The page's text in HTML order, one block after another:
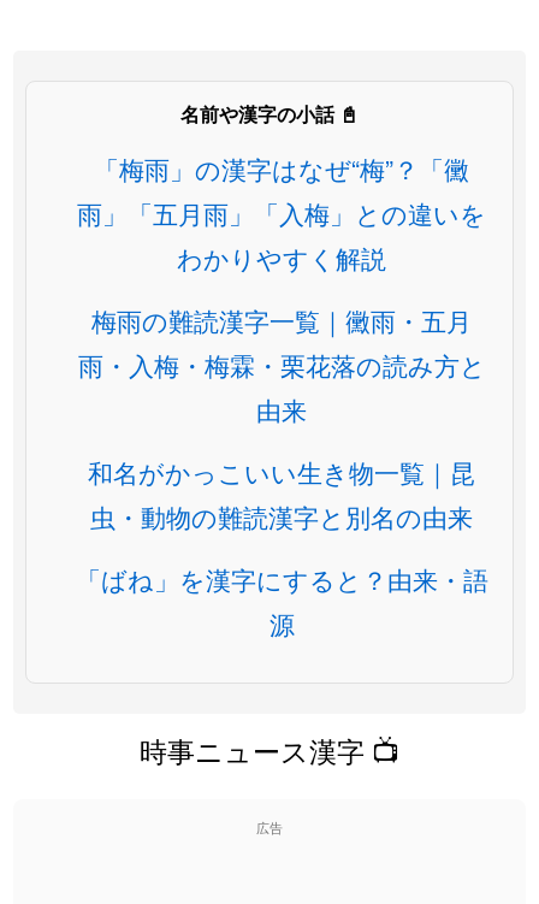
名前や漢字の小話 📓
「梅雨」の漢字はなぜ“梅”？「黴
雨」「五月雨」「入梅」との違いを
わかりやすく解説
梅雨の難読漢字一覧｜黴雨・五月
雨・入梅・梅霖・栗花落の読み方と
由来
和名がかっこいい生き物一覧｜昆
虫・動物の難読漢字と別名の由来
「ばね」を漢字にすると？由来・語
源
時事ニュース漢字 📺
広告